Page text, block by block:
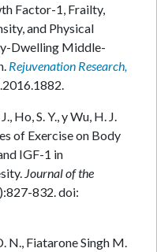
Factor-1, Frailty,
and Physical
Dwelling Middle-
Rejuvenation Research,
Ho, S. Y., y Wu, H. J.
of Exercise on Body
IGF-1 in
Journal of the
832. doi:
N., Fiatarone Singh M.